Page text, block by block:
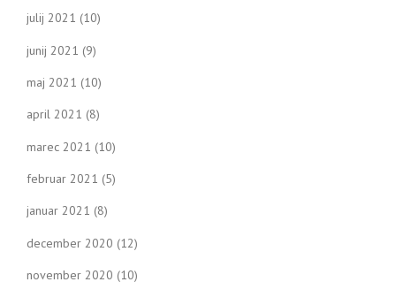
julij 2021 (10)
junij 2021 (9)
maj 2021 (10)
april 2021 (8)
marec 2021 (10)
februar 2021 (5)
januar 2021 (8)
december 2020 (12)
november 2020 (10)